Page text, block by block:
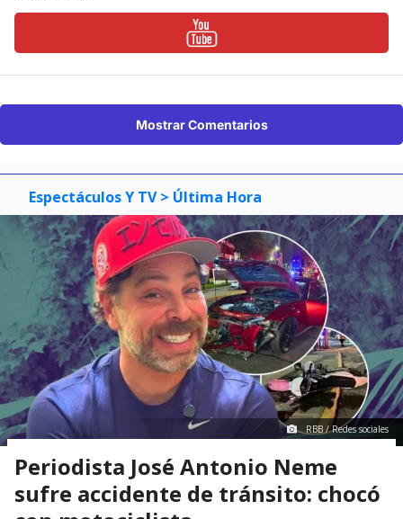
Mostrar Comentarios
Espectáculos Y TV > Última Hora
RBB / Redes sociales
Periodista José Antonio Neme
sufre accidente de tránsito: chocó